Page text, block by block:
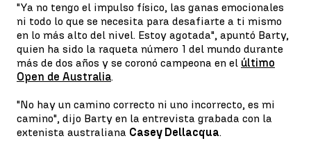
"Ya no tengo el impulso físico, las ganas emocionales
ni todo lo que se necesita para desafiarte a ti mismo
en lo más alto del nivel. Estoy agotada", apuntó Barty,
quien ha sido la raqueta número 1 del mundo durante
más de dos años y se coronó campeona en el último
Open de Australia.
"No hay un camino correcto ni uno incorrecto, es mi
camino", dijo Barty en la entrevista grabada con la
extenista australiana Casey Dellacqua.